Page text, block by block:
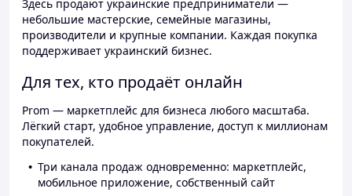
Здесь продают украинские предприниматели —
небольшие мастерские, семейные магазины,
производители и крупные компании. Каждая покупка
поддерживает украинский бизнес.
Для тех, кто продаёт онлайн
Prom — маркетплейс для бизнеса любого масштаба.
Лёгкий старт, удобное управление, доступ к миллионам
покупателей.
Три канала продаж одновременно: маркетплейс,
мобильное приложение, собственный сайт